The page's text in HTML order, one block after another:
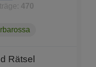
470
Rätsel